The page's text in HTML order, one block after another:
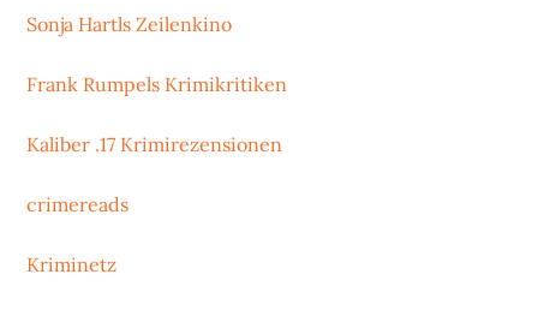
Sonja Hartls Zeilenkino
Frank Rumpels Krimikritiken
Kaliber .17 Krimirezensionen
crimereads
Kriminetz